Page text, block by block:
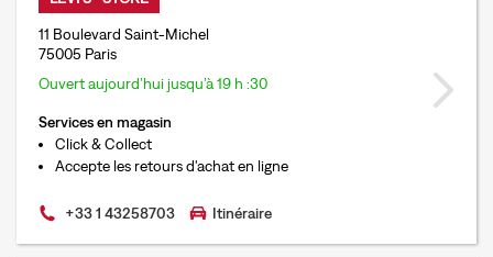
11 Boulevard Saint-Michel
75005 Paris
Ouvert aujourd’hui jusqu’à 19 h :30
Services en magasin
Click & Collect
Accepte les retours d'achat en ligne
+33 1 43258703 Itinéraire